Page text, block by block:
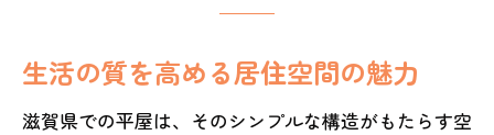
生活の質を高める居住空間の魅力
滋賀県での平屋は、そのシンプルな構造がもたらす空